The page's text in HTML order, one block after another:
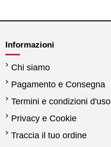
Informazioni
Chi siamo
Pagamento e Consegna
Termini e condizioni d'uso
Privacy e Cookie
Traccia il tuo ordine